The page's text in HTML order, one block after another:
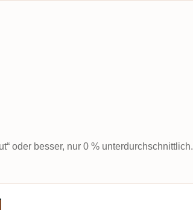
oder besser, nur 0 % unterdurchschnittlich.